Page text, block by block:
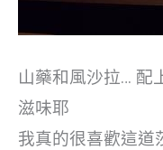
山藥和風沙拉… 配
滋味耶
我真的很喜歡這道